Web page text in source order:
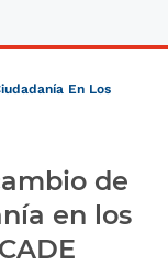
En Los
de
en los